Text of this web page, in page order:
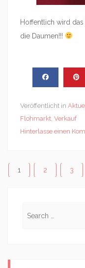
Hoffentlich wird
die Daumen!!!
Veröffentlicht in
Flohmarkt, Verkauf
Hinterlasse einen
Posts
1 2 3